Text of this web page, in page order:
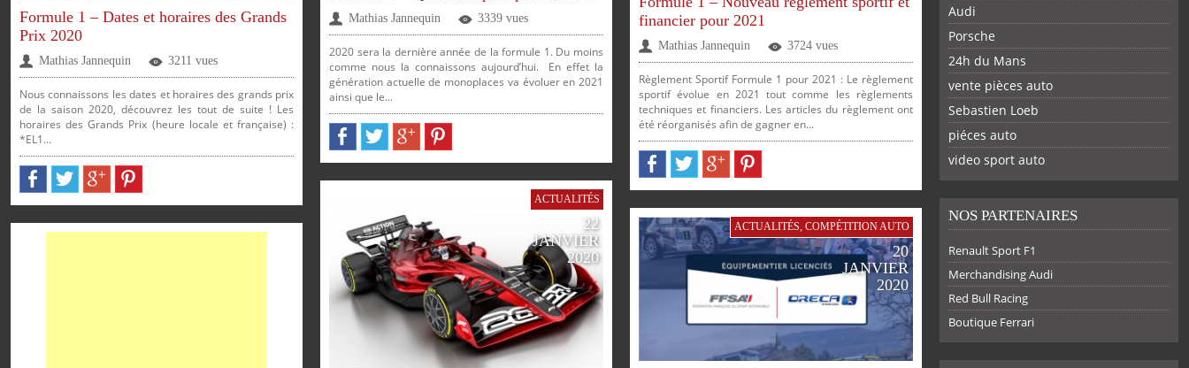
Formule 1 – Dates et horaires des Grands
Prix 2020
Mathias Jannequin 3211 vues
Nous connaissons les dates et horaires des grands prix
de la saison 2020, découvrez les tout de suite ! Les
horaires des Grands Prix (heure locale et française) :
*EL1...
Mathias Jannequin 3339 vues
2020 sera la dernière année de la formule 1. Du moins
comme nous la connaissons aujourd’hui. En effet la
génération actuelle de monoplaces va évoluer en 2021
ainsi que le...
financier pour 2021
Mathias Jannequin 3724 vues
Règlement Sportif Formule 1 pour 2021 : Le règlement
sportif évolue en 2021 tout comme les règlements
techniques et financiers. Les articles du règlement ont
été réorganisés afin de gagner en...
ACTUALITÉS
22
JANVIER
2020
ACTUALITÉS, COMPÉTITION AUTO
20
JANVIER
2020
FACEBOOKTWITTER
Audi
Porsche
24h du Mans
vente pièces auto
Sebastien Loeb
piéces auto
video sport auto
NOS PARTENAIRES
Renault Sport F1
Merchandising Audi
Red Bull Racing
Boutique Ferrari